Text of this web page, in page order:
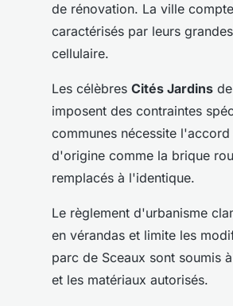
de rénovation. La ville
caractérisés par leurs
cellulaire.
Les célèbres Cités Jardins
imposent des contraintes
communes nécessite
d'origine comme la brique
remplacés à l'identique.
Le règlement d'urbanisme
en vérandas et limite les
parc de Sceaux sont soumis
et les matériaux autorisés.